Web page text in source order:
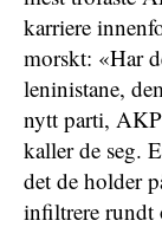
karriere
morskt: «Har
leninistane,
nytt parti,
kaller de seg.
det de holder
infiltrere rundt